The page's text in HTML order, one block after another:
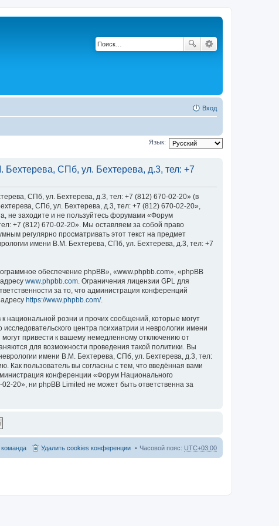
Вход
Язык:
Бехтерева, СПб, ул. Бехтерева, д.3, тел: +7
СПб, ул. Бехтерева, д.3, тел: +7 (812) 670-02-20» (в
СПб, ул. Бехтерева, д.3, тел: +7 (812) 670-02-20»,
не заходите и не пользуйтесь форумами «Форум
+7 (812) 670-02-20». Мы оставляем за собой право
регулярно просматривать этот текст на предмет
имени В.М. Бехтерева, СПб, ул. Бехтерева, д.3, тел: +7
обеспечение phpBB», «www.phpbb.com», «phpBB
www.phpbb.com. Ограничения лицензии GPL для
за то, что администрация конференций
https://www.phpbb.com/.
национальной розни и прочих сообщений, которые могут
центра психиатрии и неврологии имени
привести к вашему немедленному отключению от
для возможности проведения такой политики. Вы
имени В.М. Бехтерева, СПб, ул. Бехтерева, д.3, тел:
Как пользователь вы согласны с тем, что введённая вами
конференции «Форум Национального
20», ни phpBB Limited не может быть ответственна за
Часовой пояс: UTC+03:00
Удалить cookies конференции